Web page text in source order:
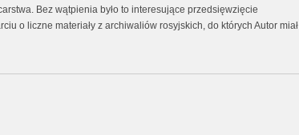
Bez wątpienia było to interesujące przedsięwzięcie
o liczne materiały z archiwaliów rosyjskich, do których Autor miał